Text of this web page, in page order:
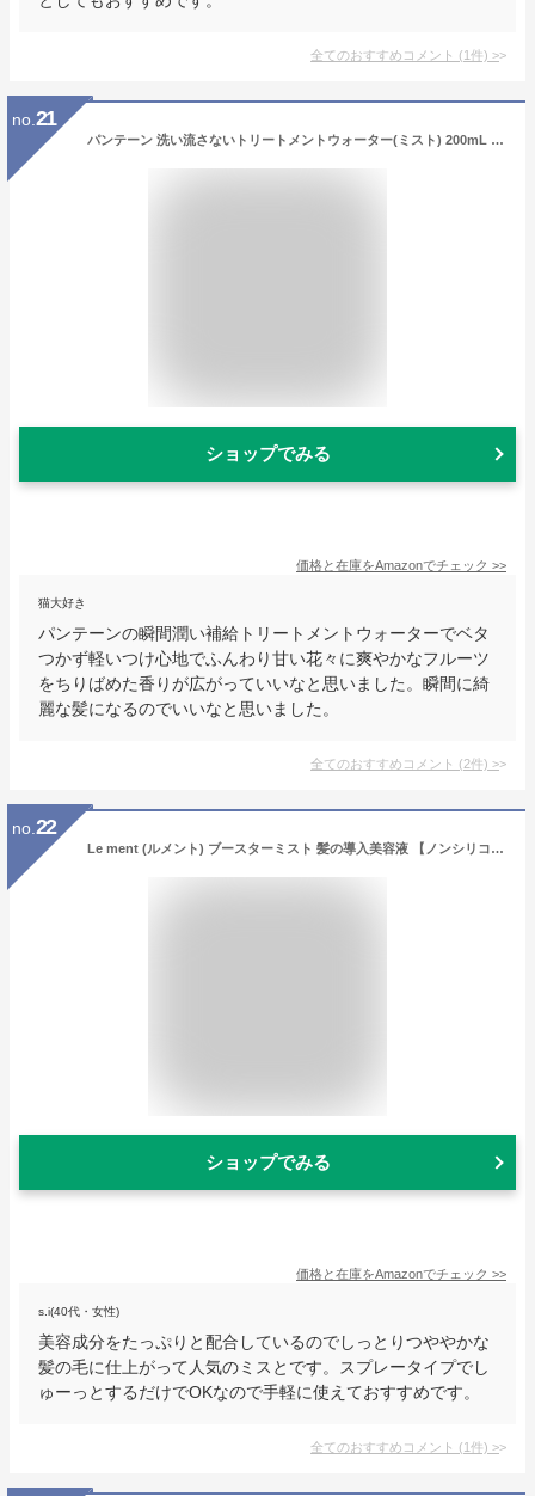
全てのおすすめコメント (1件) >
no. 21
パンテーン 洗い流さないトリートメントウォーター(ミスト) 200mL 瞬間うるおい補給
ショップでみる
価格と在庫をAmazonでチェック >>
猫大好き
パンテーンの瞬間潤い補給トリートメントウォーターでベタ
つかず軽いつけ心地でふんわり甘い花々に爽やかなフルーツ
をちりばめた香りが広がっていいなと思いました。瞬間に綺
麗な髪になるのでいいなと思いました。
全てのおすすめコメント (2件) >
no. 22
Le ment (ルメント) ブースターミスト 髪の導入美容液 【ノンシリコン】 21種類の植物オイル・エキス配合(保湿) サロン専売品
ショップでみる
価格と在庫をAmazonでチェック >>
s.i(40代・女性)
美容成分をたっぷりと配合しているのでしっとりつややかな
髪の毛に仕上がって人気のミスとです。スプレータイプでし
ゅーっとするだけでOKなので手軽に使えておすすめです。
全てのおすすめコメント (1件) >